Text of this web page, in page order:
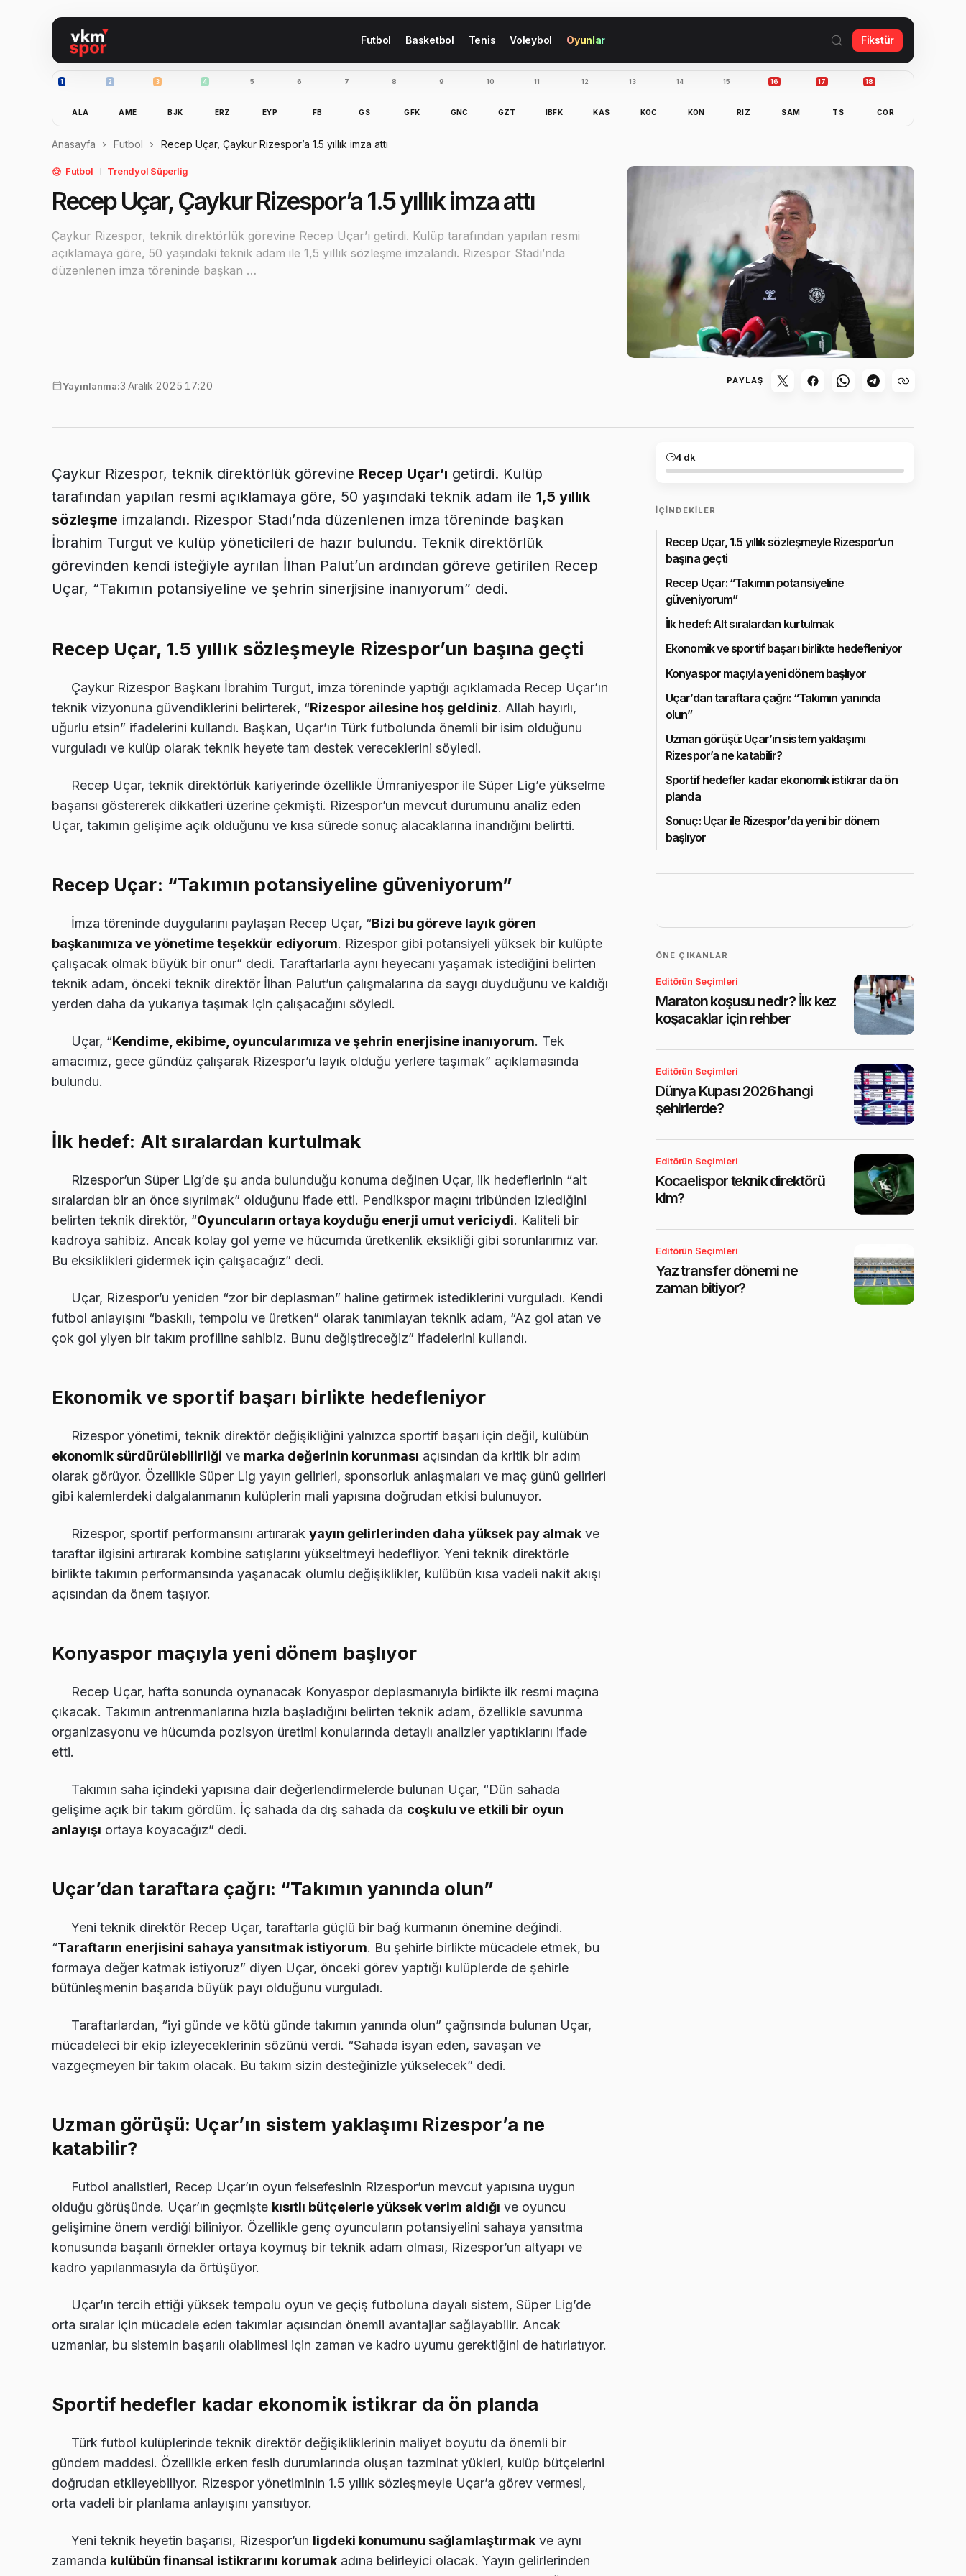
Futbol Basketbol Tenis Voleybol Oyunlar Fikstür
1
ALA
2
AME
3
BJK
4
ERZ
5
EYP
6
FB
7
GS
8
GFK
9
GNC
10
GZT
11
IBFK
12
KAS
13
KOC
14
KON
15
RIZ
16
SAM
17
TS
18
COR
Anasayfa Futbol Recep Uçar, Çaykur Rizespor’a 1.5 yıllık imza attı
Futbol Trendyol Süperlig
Recep Uçar, Çaykur Rizespor’a 1.5 yıllık imza attı
Çaykur Rizespor, teknik direktörlük görevine Recep Uçar’ı getirdi. Kulüp tarafından yapılan resmi
açıklamaya göre, 50 yaşındaki teknik adam ile 1,5 yıllık sözleşme imzalandı. Rizespor Stadı’nda
düzenlenen imza töreninde başkan …
Yayınlanma:3 Aralık 2025 17:20 PAYLAŞ
Çaykur Rizespor, teknik direktörlük görevine Recep Uçar’ı getirdi. Kulüp
tarafından yapılan resmi açıklamaya göre, 50 yaşındaki teknik adam ile 1,5 yıllık
sözleşme imzalandı. Rizespor Stadı’nda düzenlenen imza töreninde başkan
İbrahim Turgut ve kulüp yöneticileri de hazır bulundu. Teknik direktörlük
görevinden kendi isteğiyle ayrılan İlhan Palut’un ardından göreve getirilen Recep
Uçar, “Takımın potansiyeline ve şehrin sinerjisine inanıyorum” dedi.
Recep Uçar, 1.5 yıllık sözleşmeyle Rizespor’un başına geçti
Çaykur Rizespor Başkanı İbrahim Turgut, imza töreninde yaptığı açıklamada Recep Uçar’ın
teknik vizyonuna güvendiklerini belirterek, “Rizespor ailesine hoş geldiniz. Allah hayırlı,
uğurlu etsin” ifadelerini kullandı. Başkan, Uçar’ın Türk futbolunda önemli bir isim olduğunu
vurguladı ve kulüp olarak teknik heyete tam destek vereceklerini söyledi.
Recep Uçar, teknik direktörlük kariyerinde özellikle Ümraniyespor ile Süper Lig’e yükselme
başarısı göstererek dikkatleri üzerine çekmişti. Rizespor’un mevcut durumunu analiz eden
Uçar, takımın gelişime açık olduğunu ve kısa sürede sonuç alacaklarına inandığını belirtti.
Recep Uçar: “Takımın potansiyeline güveniyorum”
İmza töreninde duygularını paylaşan Recep Uçar, “Bizi bu göreve layık gören
başkanımıza ve yönetime teşekkür ediyorum. Rizespor gibi potansiyeli yüksek bir kulüpte
çalışacak olmak büyük bir onur” dedi. Taraftarlarla aynı heyecanı yaşamak istediğini belirten
teknik adam, önceki teknik direktör İlhan Palut’un çalışmalarına da saygı duyduğunu ve kaldığı
yerden daha da yukarıya taşımak için çalışacağını söyledi.
Uçar, “Kendime, ekibime, oyuncularımıza ve şehrin enerjisine inanıyorum. Tek
amacımız, gece gündüz çalışarak Rizespor’u layık olduğu yerlere taşımak” açıklamasında
bulundu.
İlk hedef: Alt sıralardan kurtulmak
Rizespor’un Süper Lig’de şu anda bulunduğu konuma değinen Uçar, ilk hedeflerinin “alt
sıralardan bir an önce sıyrılmak” olduğunu ifade etti. Pendikspor maçını tribünden izlediğini
belirten teknik direktör, “Oyuncuların ortaya koyduğu enerji umut vericiydi. Kaliteli bir
kadroya sahibiz. Ancak kolay gol yeme ve hücumda üretkenlik eksikliği gibi sorunlarımız var.
Bu eksiklikleri gidermek için çalışacağız” dedi.
Uçar, Rizespor’u yeniden “zor bir deplasman” haline getirmek istediklerini vurguladı. Kendi
futbol anlayışını “baskılı, tempolu ve üretken” olarak tanımlayan teknik adam, “Az gol atan ve
çok gol yiyen bir takım profiline sahibiz. Bunu değiştireceğiz” ifadelerini kullandı.
Ekonomik ve sportif başarı birlikte hedefleniyor
Rizespor yönetimi, teknik direktör değişikliğini yalnızca sportif başarı için değil, kulübün
ekonomik sürdürülebilirliği ve marka değerinin korunması açısından da kritik bir adım
olarak görüyor. Özellikle Süper Lig yayın gelirleri, sponsorluk anlaşmaları ve maç günü gelirleri
gibi kalemlerdeki dalgalanmanın kulüplerin mali yapısına doğrudan etkisi bulunuyor.
Rizespor, sportif performansını artırarak yayın gelirlerinden daha yüksek pay almak ve
taraftar ilgisini artırarak kombine satışlarını yükseltmeyi hedefliyor. Yeni teknik direktörle
birlikte takımın performansında yaşanacak olumlu değişiklikler, kulübün kısa vadeli nakit akışı
açısından da önem taşıyor.
Konyaspor maçıyla yeni dönem başlıyor
Recep Uçar, hafta sonunda oynanacak Konyaspor deplasmanıyla birlikte ilk resmi maçına
çıkacak. Takımın antrenmanlarına hızla başladığını belirten teknik adam, özellikle savunma
organizasyonu ve hücumda pozisyon üretimi konularında detaylı analizler yaptıklarını ifade
etti.
Takımın saha içindeki yapısına dair değerlendirmelerde bulunan Uçar, “Dün sahada
gelişime açık bir takım gördüm. İç sahada da dış sahada da coşkulu ve etkili bir oyun
anlayışı ortaya koyacağız” dedi.
Uçar’dan taraftara çağrı: “Takımın yanında olun”
Yeni teknik direktör Recep Uçar, taraftarla güçlü bir bağ kurmanın önemine değindi.
“Taraftarın enerjisini sahaya yansıtmak istiyorum. Bu şehirle birlikte mücadele etmek, bu
formaya değer katmak istiyoruz” diyen Uçar, önceki görev yaptığı kulüplerde de şehirle
bütünleşmenin başarıda büyük payı olduğunu vurguladı.
Taraftarlardan, “iyi günde ve kötü günde takımın yanında olun” çağrısında bulunan Uçar,
mücadeleci bir ekip izleyeceklerinin sözünü verdi. “Sahada isyan eden, savaşan ve
vazgeçmeyen bir takım olacak. Bu takım sizin desteğinizle yükselecek” dedi.
Uzman görüşü: Uçar’ın sistem yaklaşımı Rizespor’a ne
katabilir?
Futbol analistleri, Recep Uçar’ın oyun felsefesinin Rizespor’un mevcut yapısına uygun
olduğu görüşünde. Uçar’ın geçmişte kısıtlı bütçelerle yüksek verim aldığı ve oyuncu
gelişimine önem verdiği biliniyor. Özellikle genç oyuncuların potansiyelini sahaya yansıtma
konusunda başarılı örnekler ortaya koymuş bir teknik adam olması, Rizespor’un altyapı ve
kadro yapılanmasıyla da örtüşüyor.
Uçar’ın tercih ettiği yüksek tempolu oyun ve geçiş futboluna dayalı sistem, Süper Lig’de
orta sıralar için mücadele eden takımlar açısından önemli avantajlar sağlayabilir. Ancak
uzmanlar, bu sistemin başarılı olabilmesi için zaman ve kadro uyumu gerektiğini de hatırlatıyor.
Sportif hedefler kadar ekonomik istikrar da ön planda
Türk futbol kulüplerinde teknik direktör değişikliklerinin maliyet boyutu da önemli bir
gündem maddesi. Özellikle erken fesih durumlarında oluşan tazminat yükleri, kulüp bütçelerini
doğrudan etkileyebiliyor. Rizespor yönetiminin 1.5 yıllık sözleşmeyle Uçar’a görev vermesi,
orta vadeli bir planlama anlayışını yansıtıyor.
Yeni teknik heyetin başarısı, Rizespor’un ligdeki konumunu sağlamlaştırmak ve aynı
zamanda kulübün finansal istikrarını korumak adına belirleyici olacak. Yayın gelirlerinden
4 dk
İÇINDEKILER
Recep Uçar, 1.5 yıllık sözleşmeyle Rizespor’un
başına geçti
Recep Uçar: “Takımın potansiyeline
güveniyorum”
İlk hedef: Alt sıralardan kurtulmak
Ekonomik ve sportif başarı birlikte hedefleniyor
Konyaspor maçıyla yeni dönem başlıyor
Uçar’dan taraftara çağrı: “Takımın yanında
olun”
Uzman görüşü: Uçar’ın sistem yaklaşımı
Rizespor’a ne katabilir?
Sportif hedefler kadar ekonomik istikrar da ön
planda
Sonuç: Uçar ile Rizespor’da yeni bir dönem
başlıyor
ÖNE ÇIKANLAR
Editörün Seçimleri
Maraton koşusu nedir? İlk kez
koşacaklar için rehber
Editörün Seçimleri
Dünya Kupası 2026 hangi
şehirlerde?
Editörün Seçimleri
Kocaelispor teknik direktörü
kim?
Editörün Seçimleri
Yaz transfer dönemi ne
zaman bitiyor?